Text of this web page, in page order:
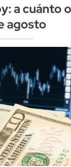
a cuánto
agosto